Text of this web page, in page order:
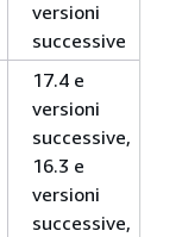
versioni
successive
17.4 e
versioni
successive,
16.3 e
versioni
successive,